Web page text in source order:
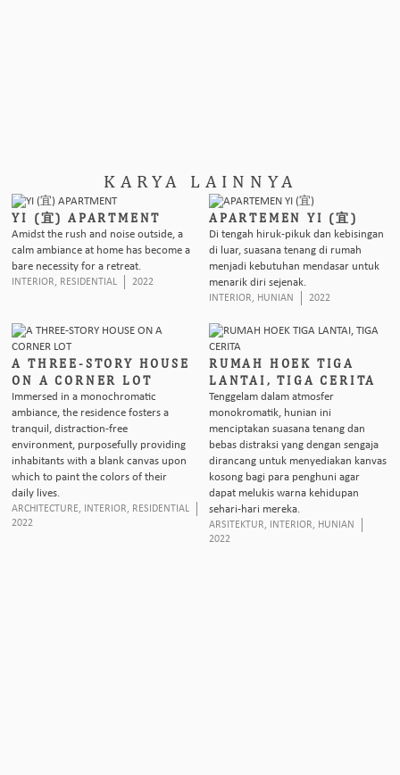
KARYA LAINNYA
YI (宜) APARTMENT
Amidst the rush and noise outside, a
calm ambiance at home has become a
bare necessity for a retreat.
INTERIOR, RESIDENTIAL 2022
APARTEMEN YI (宜)
Di tengah hiruk-pikuk dan kebisingan
di luar, suasana tenang di rumah
menjadi kebutuhan mendasar untuk
menarik diri sejenak.
INTERIOR, HUNIAN 2022
A THREE-STORY HOUSE
ON A CORNER LOT
Immersed in a monochromatic
ambiance, the residence fosters a
tranquil, distraction-free
environment, purposefully providing
inhabitants with a blank canvas upon
which to paint the colors of their
daily lives.
ARCHITECTURE, INTERIOR, RESIDENTIAL
2022
RUMAH HOEK TIGA
LANTAI, TIGA CERITA
Tenggelam dalam atmosfer
monokromatik, hunian ini
menciptakan suasana tenang dan
bebas distraksi yang dengan sengaja
dirancang untuk menyediakan kanvas
kosong bagi para penghuni agar
dapat melukis warna kehidupan
sehari-hari mereka.
ARSITEKTUR, INTERIOR, HUNIAN
2022